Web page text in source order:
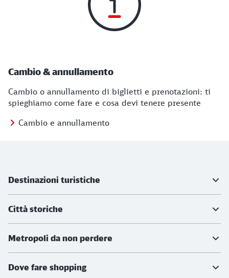
Cambio & annullamento
Cambio o annullamento di biglietti e prenotazioni: ti
spieghiamo come fare e cosa devi tenere presente
Cambio e annullamento
Destinazioni turistiche
Città storiche
Metropoli da non perdere
Dove fare shopping